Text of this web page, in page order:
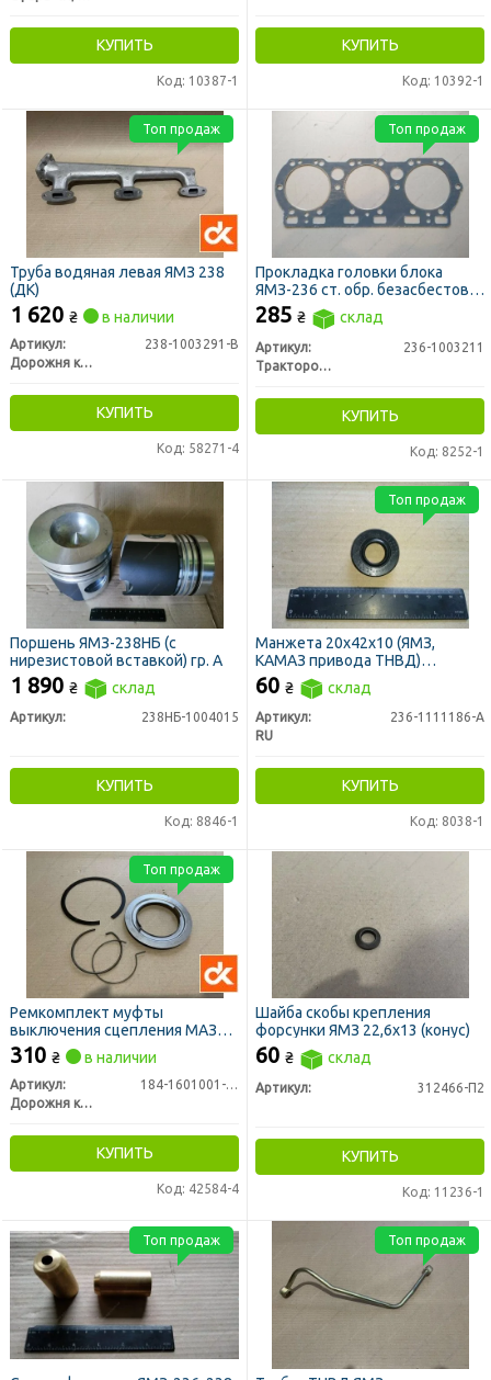
КУПИТЬ
Код: 10387-1
КУПИТЬ
Код: 10392-1
Труба водяная левая ЯМЗ 238
(ДК)
1 620 ₴ в наличии
Артикул:
238-1003291-В
Дорожня карта
КУПИТЬ
Код: 58271-4
Топ продаж
Прокладка головки блока
ЯМЗ-236 ст. обр. безасбестовая
(пр-во ЛЗТД)
285 ₴ склад
Артикул:
236-1003211
Трактородеталь г. Лозовая
КУПИТЬ
Код: 8252-1
Топ продаж
Поршень ЯМЗ-238НБ (с
нирезистовой вставкой) гр. А
1 890 ₴ склад
Артикул: 238НБ-1004015
КУПИТЬ
Код: 8846-1
Манжета 20х42х10 (ЯМЗ,
КАМАЗ привода ТНВД)
(740.1029240) (сальник)
60 ₴ склад
Артикул:
236-1111186-А
RU
КУПИТЬ
Код: 8038-1
Топ продаж
Ремкомплект муфты
выключения сцепления МАЗ
ЯМЗ-183, 184 малый (ДК)
310 ₴ в наличии
Артикул:
184-1601001-10
Дорожня карта
КУПИТЬ
Код: 42584-4
Топ продаж
Шайба скобы крепления
форсунки ЯМЗ 22,6х13 (конус)
60 ₴ склад
Артикул: 312466-П2
КУПИТЬ
Код: 11236-1
Топ продаж Топ продаж